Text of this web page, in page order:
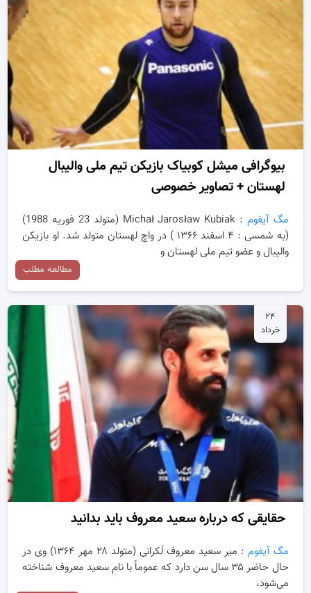
بیوگرافی میشل کوبیاک بازیکن تیم ملی والیبال
لهستان + تصاویر خصوصی
مگ آیفوم
: Michał Jarosław Kubiak (متولد 23 فوریه 1988)
(به شمسی : ۴ اسفند ۱۳۶۶ ) در واچ لهستان متولد شد. او بازیکن
والیبال و عضو تیم ملی لهستان و
مطالعه مطلب
۲۴
خرداد
حقایقی که درباره سعید معروف باید بدانید
مگ آیفوم
: میر سعید معروف لَکرانی (متولد ۲۸ مهر ۱۳۶۴) وی در
حال حاضر ۳۵ سال سن دارد که عموماً با نام سعید معروف شناخته
می‌شود،